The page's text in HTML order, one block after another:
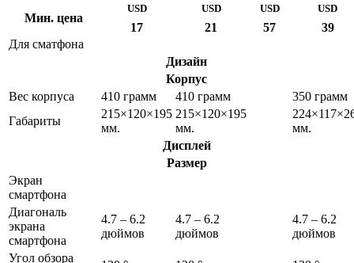
Мин. цена
USD
17
USD
21
USD
57
USD
39
Для сматфона
Дизайн
Корпус
Вес корпуса
410 грамм 410 грамм
350 грамм
Габариты
215×120×195
мм.
215×120×195
мм.
мм.
Дисплей
Размер
Экран
смартфона
Диагональ
экрана
смартфона
4.7 – 6.2
дюймов
4.7 – 6.2
дюймов
4.7 – 6.2
дюймов
Угол обзора